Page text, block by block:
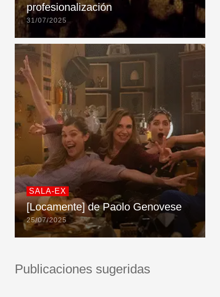
profesionalización
31/07/2025
SALA-EX
[Locamente] de Paolo Genovese
25/07/2025
Publicaciones sugeridas